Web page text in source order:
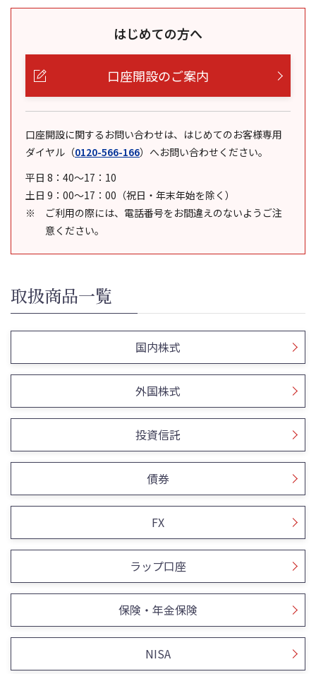
はじめての方へ
口座開設のご案内
口座開設に関するお問い合わせは、はじめてのお客様専用
ダイヤル （0120-566-166） へお問い合わせください。
平日 8：40～17：10
土日 9：00～17：00（祝日・年末年始を除く）
ご利用の際には、電話番号をお間違えのないようご注
意ください。
取扱商品一覧
国内株式
外国株式
投資信託
債券
FX
ラップ口座
保険・年金保険
NISA